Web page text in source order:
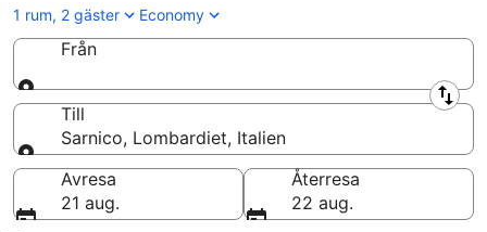
1 rum, 2 gäster Economy
Från
Från
Till
Sarnico, Lombardiet, Italien
Till
Avresa
21 aug.
Återresa
22 aug.